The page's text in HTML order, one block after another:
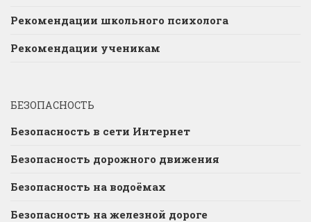
Рекомендации школьного психолога
Рекомендации ученикам
БЕЗОПАСНОСТЬ
Безопасность в сети Интернет
Безопасность дорожного движения
Безопасность на водоёмах
Безопасность на железной дороге